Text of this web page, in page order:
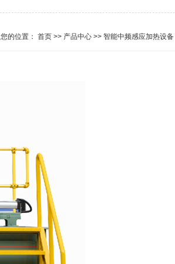
您的位置： 首页 >> 产品中心 >> 智能中频感应加热设备